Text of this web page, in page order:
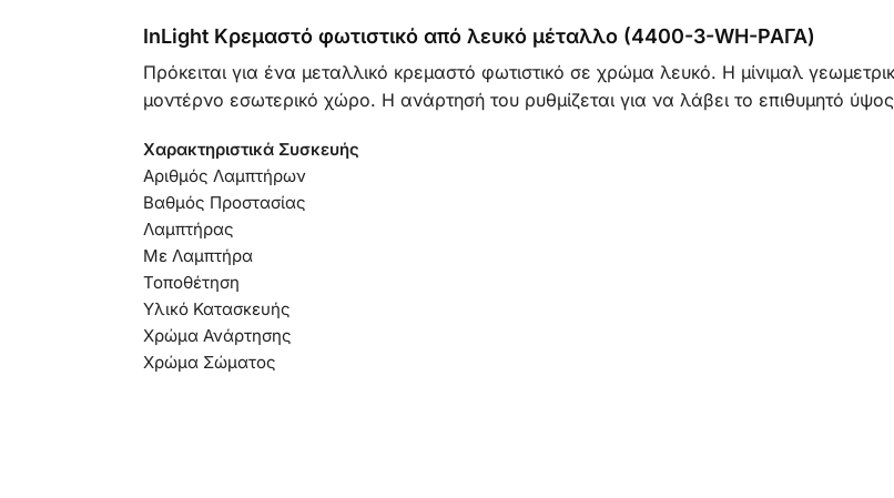
InLight Κρεμαστό φωτιστικό από λευκό μέταλλο (4400-3-WH-ΡΑΓΑ)
Πρόκειται για ένα μεταλλικό κρεμαστό φωτιστικό σε χρώμα λευκό. Η μίνιμαλ
μοντέρνο εσωτερικό χώρο. Η ανάρτησή του ρυθμίζεται για να λάβει το επιθυμητό
Χαρακτηριστικά Συσκευής
Αριθμός Λαμπτήρων
Βαθμός Προστασίας
Λαμπτήρας
Με Λαμπτήρα
Τοποθέτηση
Υλικό Κατασκευής
Χρώμα Ανάρτησης
Χρώμα Σώματος